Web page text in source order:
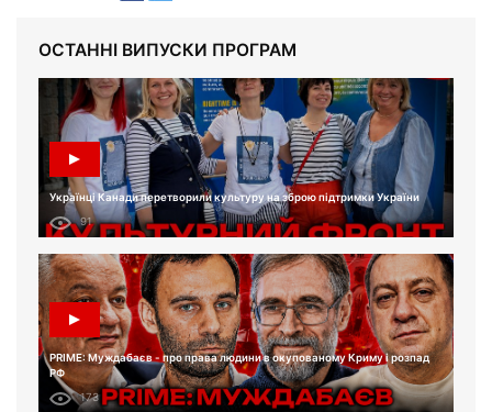
ОСТАННІ ВИПУСКИ ПРОГРАМ
Українці Канади перетворили культуру на зброю підтримки України
91
PRIME: Муждабаєв - про права людини в окупованому Криму і розпад
РФ
173